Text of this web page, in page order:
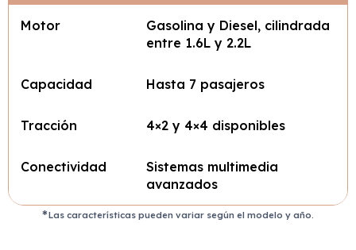
Motor
Gasolina y Diesel, cilindrada
entre 1.6L y 2.2L
Capacidad Hasta 7 pasajeros
Tracción 4×2 y 4×4 disponibles
Conectividad
Sistemas multimedia
avanzados
Las características pueden variar según el modelo y año.